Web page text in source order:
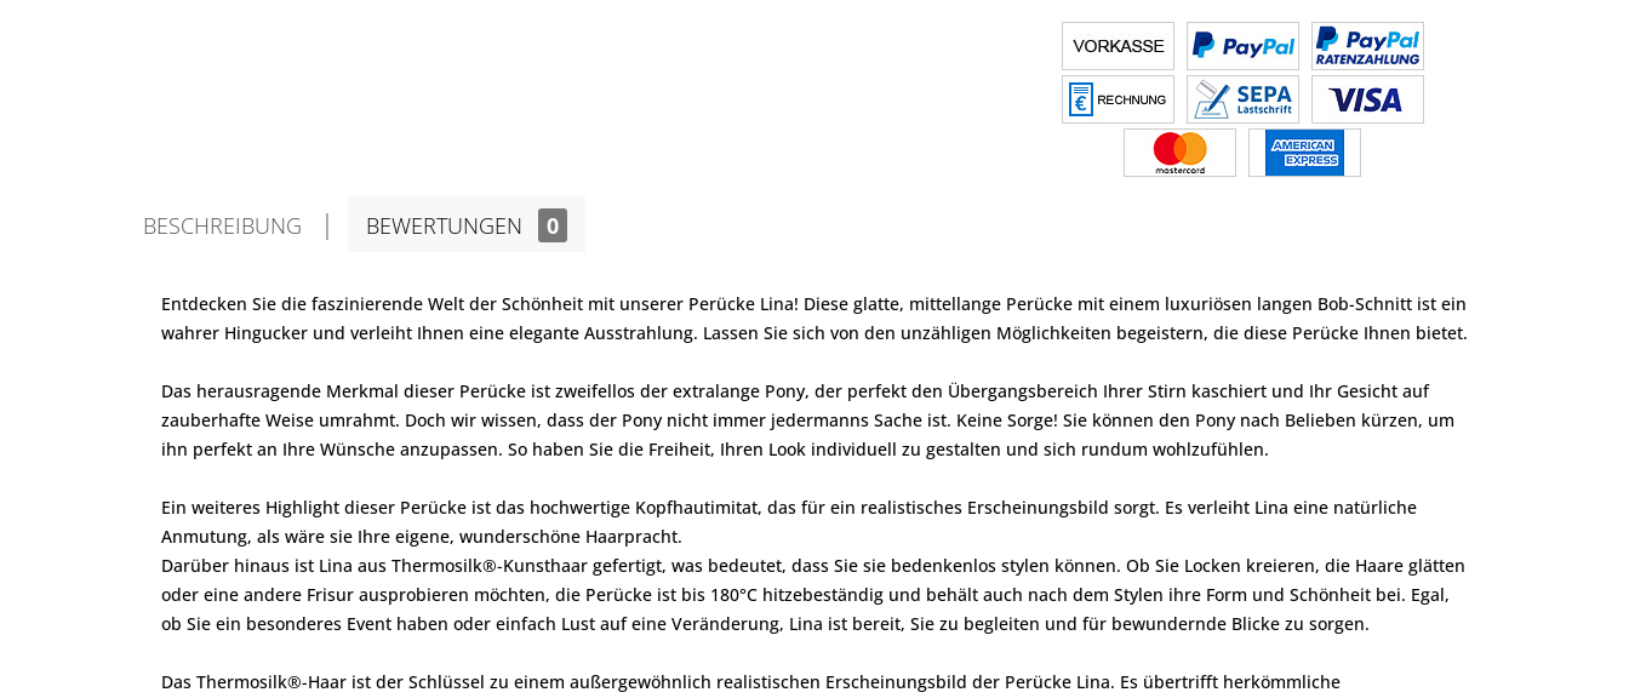
BESCHREIBUNG BEWERTUNGEN 0
Entdecken Sie die faszinierende Welt der Schönheit mit unserer Perücke Lina! Diese glatte, mittellange Perücke mit einem luxuriösen langen Bob-Schnitt ist ein
wahrer Hingucker und verleiht Ihnen eine elegante Ausstrahlung. Lassen Sie sich von den unzähligen Möglichkeiten begeistern, die diese Perücke Ihnen bietet.
Das herausragende Merkmal dieser Perücke ist zweifellos der extralange Pony, der perfekt den Übergangsbereich Ihrer Stirn kaschiert und Ihr Gesicht auf
zauberhafte Weise umrahmt. Doch wir wissen, dass der Pony nicht immer jedermanns Sache ist. Keine Sorge! Sie können den Pony nach Belieben kürzen, um
ihn perfekt an Ihre Wünsche anzupassen. So haben Sie die Freiheit, Ihren Look individuell zu gestalten und sich rundum wohlzufühlen.
Ein weiteres Highlight dieser Perücke ist das hochwertige Kopfhautimitat, das für ein realistisches Erscheinungsbild sorgt. Es verleiht Lina eine natürliche
Anmutung, als wäre sie Ihre eigene, wunderschöne Haarpracht.
Darüber hinaus ist Lina aus Thermosilk®-Kunsthaar gefertigt, was bedeutet, dass Sie sie bedenkenlos stylen können. Ob Sie Locken kreieren, die Haare glätten
oder eine andere Frisur ausprobieren möchten, die Perücke ist bis 180°C hitzebeständig und behält auch nach dem Stylen ihre Form und Schönheit bei. Egal,
ob Sie ein besonderes Event haben oder einfach Lust auf eine Veränderung, Lina ist bereit, Sie zu begleiten und für bewundernde Blicke zu sorgen.
Das Thermosilk®-Haar ist der Schlüssel zu einem außergewöhnlich realistischen Erscheinungsbild der Perücke Lina. Es übertrifft herkömmliche